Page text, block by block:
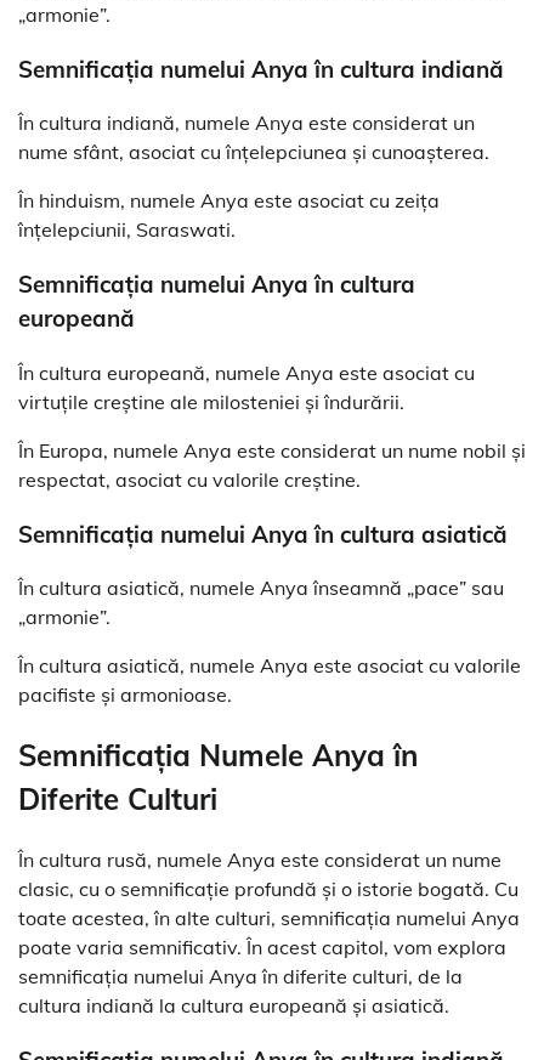
„armonie”.
Semnificația numelui Anya în cultura indiană
În cultura indiană, numele Anya este considerat un
nume sfânt, asociat cu înțelepciunea și cunoașterea.
În hinduism, numele Anya este asociat cu zeița
înțelepciunii, Saraswati.
Semnificația numelui Anya în cultura
europeană
În cultura europeană, numele Anya este asociat cu
virtuțile creștine ale milosteniei și îndurării.
În Europa, numele Anya este considerat un nume nobil și
respectat, asociat cu valorile creștine.
Semnificația numelui Anya în cultura asiatică
În cultura asiatică, numele Anya înseamnă „pace” sau
„armonie”.
În cultura asiatică, numele Anya este asociat cu valorile
pacifiste și armonioase.
Semnificația Numele Anya în
Diferite Culturi
În cultura rusă, numele Anya este considerat un nume
clasic, cu o semnificație profundă și o istorie bogată. Cu
toate acestea, în alte culturi, semnificația numelui Anya
poate varia semnificativ. În acest capitol, vom explora
semnificația numelui Anya în diferite culturi, de la
cultura indiană la cultura europeană și asiatică.